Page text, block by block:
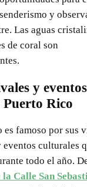
y
Las aguas
de coral son
y
Puerto Rico
es famoso por sus
culturales
todo el año.
Calle San